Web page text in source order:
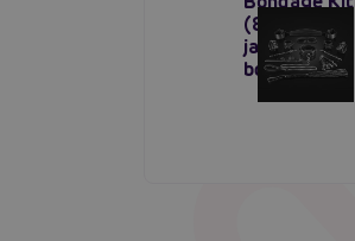
(8 kusů),
japonská
bdsm sada